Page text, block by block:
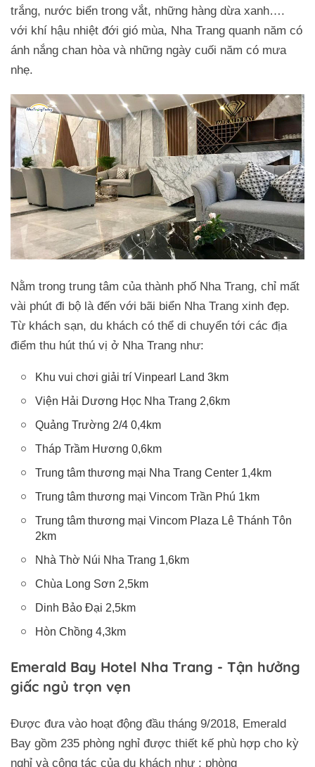
trắng, nước biển trong vắt, những hàng dừa xanh….
với khí hậu nhiệt đới gió mùa, Nha Trang quanh năm có
ánh nắng chan hòa và những ngày cuối năm có mưa
nhẹ.
Nằm trong trung tâm của thành phố Nha Trang, chỉ mất
vài phút đi bộ là đến với bãi biển Nha Trang xinh đẹp.
Từ khách sạn, du khách có thể di chuyển tới các địa
điểm thu hút thú vị ở Nha Trang như:
Khu vui chơi giải trí Vinpearl Land 3km
Viện Hải Dương Học Nha Trang 2,6km
Quảng Trường 2/4 0,4km
Tháp Trầm Hương 0,6km
Trung tâm thương mại Nha Trang Center 1,4km
Trung tâm thương mại Vincom Trần Phú 1km
Trung tâm thương mại Vincom Plaza Lê Thánh Tôn
2km
Nhà Thờ Núi Nha Trang 1,6km
Chùa Long Sơn 2,5km
Dinh Bảo Đại 2,5km
Hòn Chồng 4,3km
Emerald Bay Hotel Nha Trang - Tận hưởng
giấc ngủ trọn vẹn
Được đưa vào hoạt động đầu tháng 9/2018, Emerald
Bay gồm 235 phòng nghỉ được thiết kế phù hợp cho kỳ
nghỉ và công tác của du khách như : phòng